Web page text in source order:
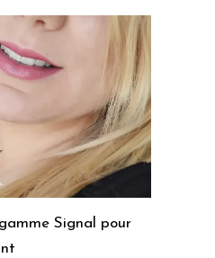
Signal pour